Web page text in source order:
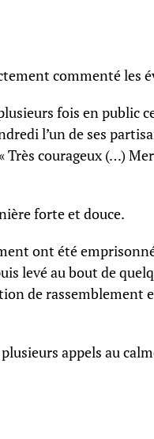
commenté les
fois en public
l’un de ses
Très courageux (…)
forte et douce.
ont été
levé au bout de
de rassemblement
appels au